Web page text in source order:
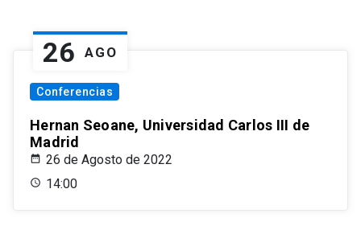
26 AGO
Conferencias
Hernan Seoane, Universidad Carlos III de
Madrid
26 de Agosto de 2022
14:00